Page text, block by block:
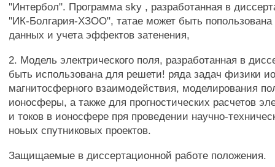
"Интербол". Программа sky , разработанная в
"ИК-Болгария-ХЗОО", татае может быть попользована
данных и учета эффектов затенения,
2. Модель электрического поля, разработанная в
быть использована для решети! ряда задач физики
магнитосферного взаимодействия, моделирования
ионосферы, а также для прогностических расчетов
и токов в ионосфере пря проведении научно-
ноьых спутниковых проектов.
Защищаемые в диссертационной работе положения.